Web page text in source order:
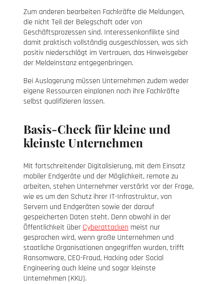
Zum anderen bearbeiten Fachkräfte die Meldungen,
die nicht Teil der Belegschaft oder von
Geschäftsprozessen sind. Interessenkonflikte sind
damit praktisch vollständig ausgeschlossen, was sich
positiv niederschlägt im Vertrauen, das Hinweisgeber
der Meldeinstanz entgegenbringen.
Bei Auslagerung müssen Unternehmen zudem weder
eigene Ressourcen einplanen noch ihre Fachkräfte
selbst qualifizieren lassen.
Basis-Check für kleine und
kleinste Unternehmen
Mit fortschreitender Digitalisierung, mit dem Einsatz
mobiler Endgeräte und der Möglichkeit, remote zu
arbeiten, stehen Unternehmer verstärkt vor der Frage,
wie es um den Schutz ihrer IT-Infrastruktur, von
Servern und Endgeräten sowie der darauf
gespeicherten Daten steht. Denn obwohl in der
Öffentlichkeit über Cyberattacken meist nur
gesprochen wird, wenn große Unternehmen und
staatliche Organisationen angegriffen wurden, trifft
Ransomware, CEO-Fraud, Hacking oder Social
Engineering auch kleine und sogar kleinste
Unternehmen (KKU).